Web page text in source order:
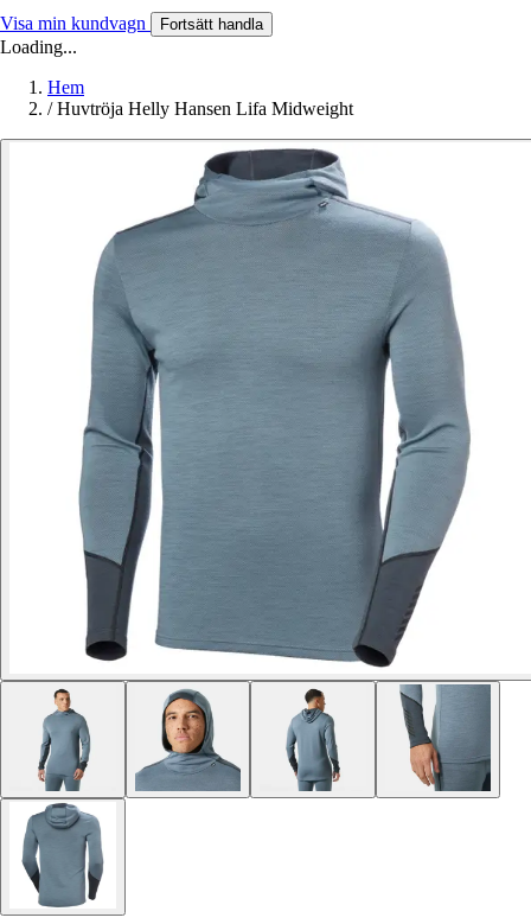
Visa min kundvagn Fortsätt handla
Loading...
Hem
/ Huvtröja Helly Hansen Lifa Midweight